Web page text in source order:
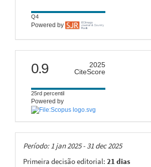
Q4
Powered by
citescore
0.9
2025
CiteScore
25rd percentil
Powered by
Taxas
Período: 1 jan 2025 - 31 dec 2025
Primeira decisão editorial: 21 dias